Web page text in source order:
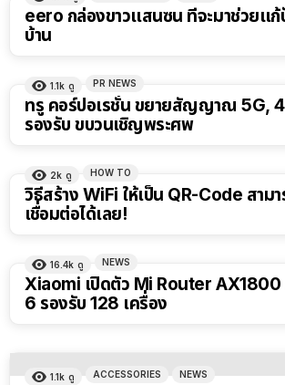
eero กล่องขาวแสนซน ที่จะมาช่วยแ
บ้าน
1.1k ดู PR NEWS
ทรู คอร์ปอเรชั่น ขยายสัญญาณ 5G,
รองรับ ขบวนเชิญพระศพ
2k ดู HOW TO
วิธีสร้าง WiFi ให้เป็น QR-Code สาม
เชื่อมต่อได้เลย!
16.4k ดู NEWS
Xiaomi เปิดตัว Mi Router AX1800
6 รองรับ 128 เครื่อง
1.1k ดู ACCESSORIES NEWS